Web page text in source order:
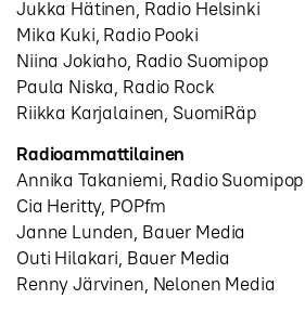
Jukka Hätinen, Radio Helsinki
Mika Kuki, Radio Pooki
Niina Jokiaho, Radio Suomipop
Paula Niska, Radio Rock
Riikka Karjalainen, SuomiRäp
Radioammattilainen
Annika Takaniemi, Radio
Cia Heritty, POPfm
Janne Lunden, Bauer Media
Outi Hilakari, Bauer Media
Renny Järvinen, Nelonen Media